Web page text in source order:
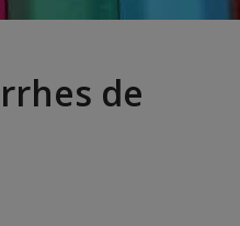
de